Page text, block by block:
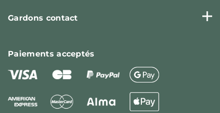
Gardons contact
Paiementsacceptés